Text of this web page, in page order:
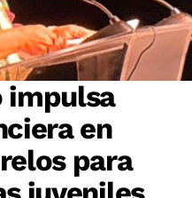
impulsa
en
para